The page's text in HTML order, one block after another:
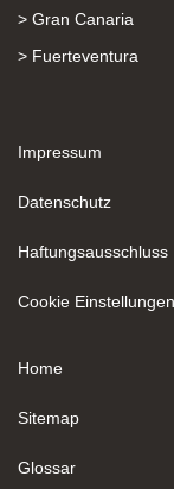
> Gran Canaria
> Fuerteventura
Impressum
Datenschutz
Haftungsausschluss
Cookie Einstellungen
Home
Sitemap
Glossar